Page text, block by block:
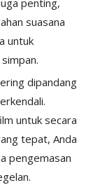
penting,
suasana
untuk
dipandang
untuk secara
tepat, Anda
pengemasan